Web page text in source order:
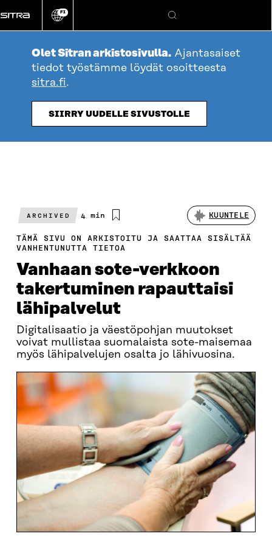
suoraan
sisältöön
Vaihda
kieli
FI
Hae
Olet Sitran arkistosivulla. Ajantasaiset
tiedot työstämme löydät osoitteesta
sitra.fi.
SIIRRY UUDELLE SIVUSTOLLE
ARCHIVED
Arvioitu
4 min KUUNTELE
TÄMÄ SIVU ON ARKISTOITU JA SAATTAA SISÄLTÄÄ
VANHENTUNUTTA TIETOA
Vanhaan sote-verkkoon
takertuminen rapauttaisi
lähipalvelut
Digitalisaatio ja väestöpohjan muutokset
voivat mullistaa suomalaista sote-maisemaa
myös lähipalvelujen osalta jo lähivuosina.